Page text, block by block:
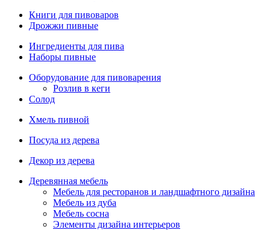
Книги для пивоваров
Дрожжи пивные
Ингредиенты для пива
Наборы пивные
Оборудование для пивоварения
Розлив в кеги
Солод
Хмель пивной
Посуда из дерева
Декор из дерева
Деревянная мебель
Мебель для ресторанов и ландшафтного дизайна
Мебель из дуба
Мебель сосна
Элементы дизайна интерьеров